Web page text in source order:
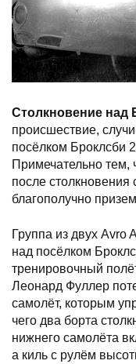
Столкновение над
происшествие,
посёлком Броклсби
Примечательно тем,
после столкновения
благополучно
Группа из двух Avro
над посёлком
тренировочный
Леонард Фуллер
самолёт, которым
чего два борта
нижнего самолёта
а киль с рулём